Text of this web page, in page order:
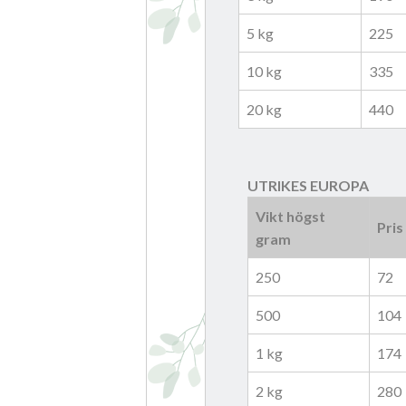
5 kg 225
10 kg 335
20 kg 440
UTRIKES EUROPA
Vikt högst
gram
Pris
250 72
500 104
1 kg 174
2 kg 280